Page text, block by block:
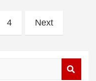
4 Next